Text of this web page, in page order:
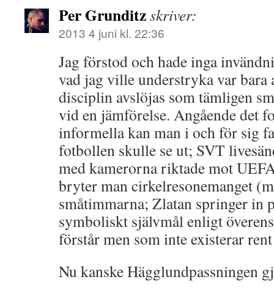
Per Grunditzskriver:
2013 4 juni kl. 22:36
Jag förstod och hade inga
vad jag ville understryka var bara
disciplin avslöjas som tämligen
vid en jämförelse. Angående det
informella kan man i och för sig
fotbollen skulle se ut; SVT
med kamerorna riktade mot
bryter man cirkelresonemanget
småtimmarna; Zlatan springer in
symboliskt självmål enligt
förstår men som inte existerar
Nu kanske Hägglundpassningen